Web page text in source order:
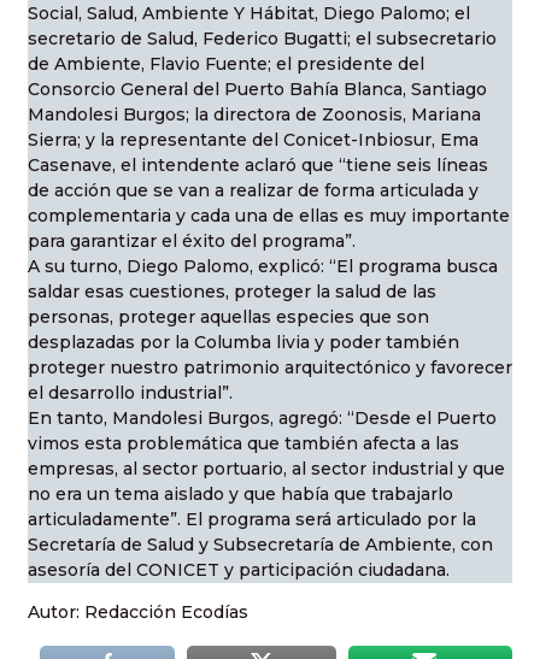
Social, Salud, Ambiente Y Hábitat, Diego Palomo; el
secretario de Salud, Federico Bugatti; el subsecretario
de Ambiente, Flavio Fuente; el presidente del
Consorcio General del Puerto Bahía Blanca, Santiago
Mandolesi Burgos; la directora de Zoonosis, Mariana
Sierra; y la representante del Conicet-Inbiosur, Ema
Casenave, el intendente aclaró que “tiene seis líneas
de acción que se van a realizar de forma articulada y
complementaria y cada una de ellas es muy importante
para garantizar el éxito del programa”.
A su turno, Diego Palomo, explicó: “El programa busca
saldar esas cuestiones, proteger la salud de las
personas, proteger aquellas especies que son
desplazadas por la Columba livia y poder también
proteger nuestro patrimonio arquitectónico y favorecer
el desarrollo industrial”.
En tanto, Mandolesi Burgos, agregó: “Desde el Puerto
vimos esta problemática que también afecta a las
empresas, al sector portuario, al sector industrial y que
no era un tema aislado y que había que trabajarlo
articuladamente”. El programa será articulado por la
Secretaría de Salud y Subsecretaría de Ambiente, con
asesoría del CONICET y participación ciudadana.
Autor: Redacción Ecodías